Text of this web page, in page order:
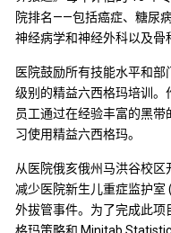
院排名——包括癌症、糖尿
神经病学和神经外科以及骨
医院鼓励所有技能水平和
级别的精益六西格玛培训。
员工通过在经验丰富的黑
习使用精益六西格玛。
从医院俄亥俄州马洪谷校
减少医院新生儿重症监护室
外拔管事件。为了完成此
格玛策略和 Minitab